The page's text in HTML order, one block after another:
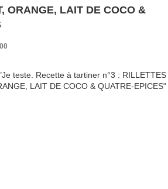
ORANGE, LAIT DE COCO &